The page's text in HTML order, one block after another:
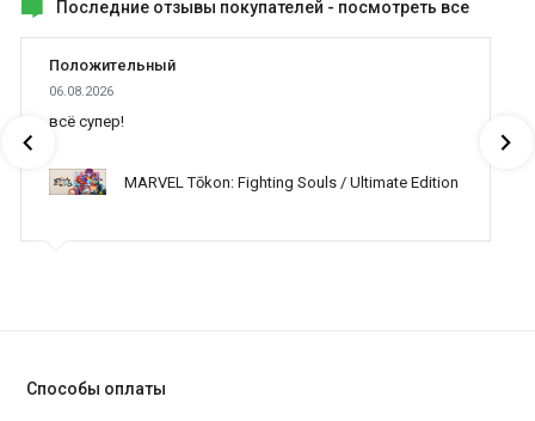
Последние отзывы покупателей - посмотреть все
Положительный
06.08.2026
всё супер!
MARVEL Tōkon: Fighting Souls / Ultimate Edition
Способы оплаты